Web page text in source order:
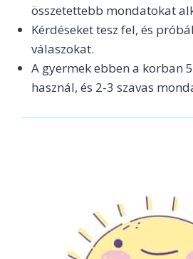
összetettebb mondatokat
Kérdéseket tesz fel, és
válaszokat.
A gyermek ebben a korban
használ, és 2-3 szavas